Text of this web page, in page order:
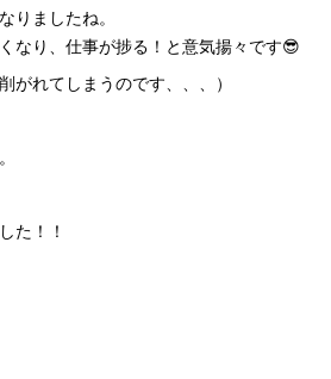
りましたね。
なり、仕事が捗る！と意気揚々です😎
がれてしまうのです、、、）
た！！